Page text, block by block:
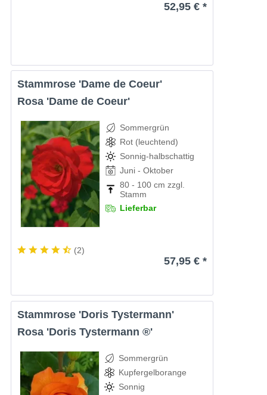
52,95 € *
Stammrose 'Dame de Coeur'
Rosa 'Dame de Coeur'
Sommergrün
Rot (leuchtend)
Sonnig-halbschattig
Juni - Oktober
80 - 100 cm zzgl.
Stamm
Lieferbar
(2)
57,95 € *
Stammrose 'Doris Tystermann'
Rosa 'Doris Tystermann ®'
Sommergrün
Kupfergelborange
Sonnig